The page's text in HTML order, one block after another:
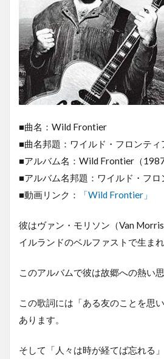
■曲名：Wild Frontier
■曲名邦題：ワイルド・フロンティ
■アルバム名：Wild Frontier（1987
■アルバム名邦題：ワイルド・フロ
■動画リンク：
「Wild Frontier」
彼はヴァン・モリソン（Van
イルランドのベルファストで生まれ
このアルバムで彼は故郷への熱い
この歌詞には「ある友のことを思
あります。
そして「人々は時が経てば忘れる